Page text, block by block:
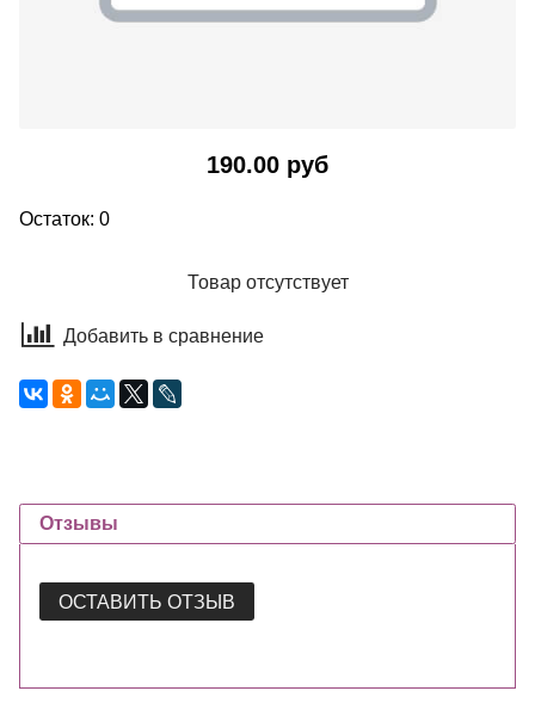
190.00 руб
Остаток: 0
Товар отсутствует
Добавить в сравнение
Отзывы
ОСТАВИТЬ ОТЗЫВ